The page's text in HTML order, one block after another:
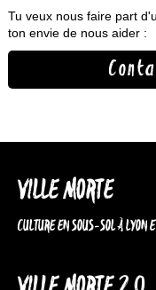
Tu veux nous faire part
ton envie de nous aider :
VILLE MORTE
CULTURE EN SOUS-SOL À LYON